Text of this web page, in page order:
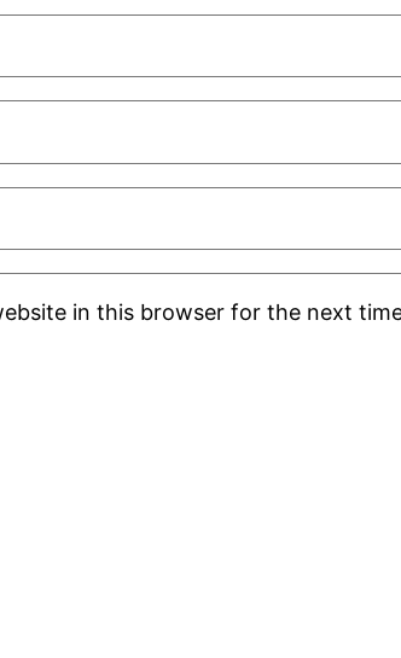
in this browser for the next